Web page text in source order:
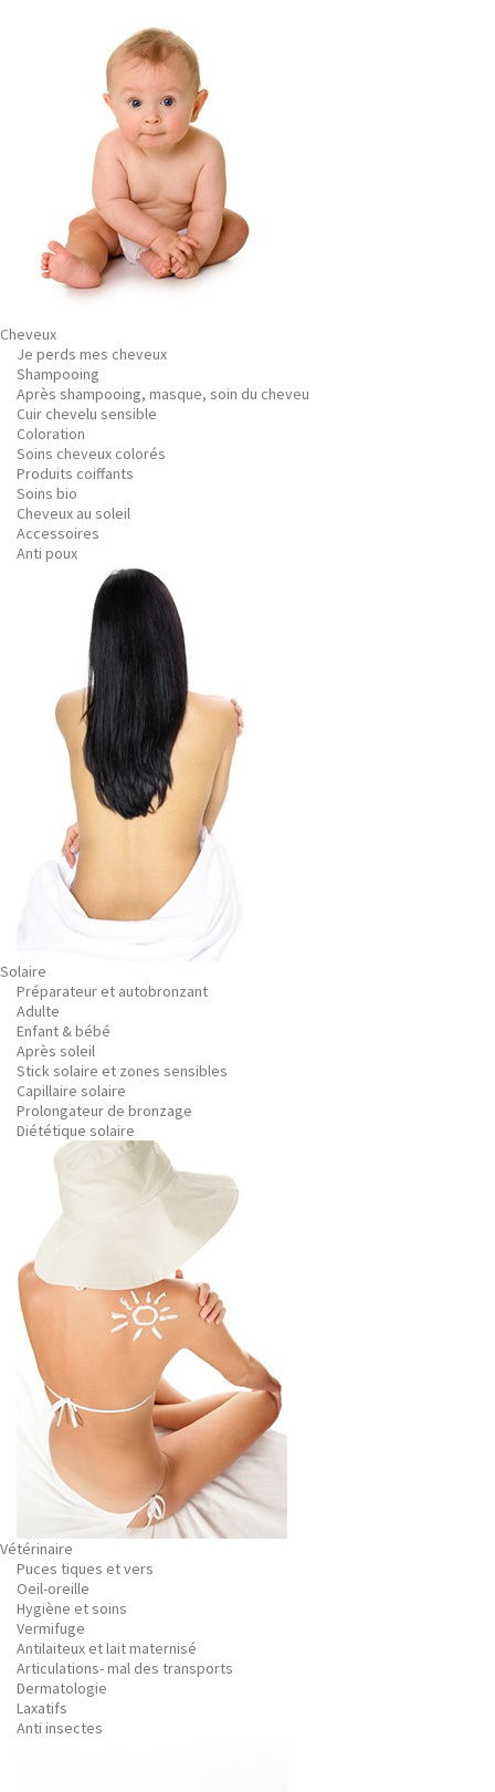
Cheveux
Je perds mes cheveux
Shampooing
Après shampooing, masque, soin du cheveu
Cuir chevelu sensible
Coloration
Soins cheveux colorés
Produits coiffants
Soins bio
Cheveux au soleil
Accessoires
Anti poux
Solaire
Préparateur et autobronzant
Adulte
Enfant & bébé
Après soleil
Stick solaire et zones sensibles
Capillaire solaire
Prolongateur de bronzage
Diététique solaire
Vétérinaire
Puces tiques et vers
Oeil-oreille
Hygiène et soins
Vermifuge
Antilaiteux et lait maternisé
Articulations- mal des transports
Dermatologie
Laxatifs
Anti insectes